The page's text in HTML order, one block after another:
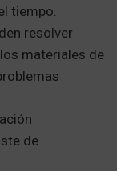
tiempo.
resolver
materiales de
de